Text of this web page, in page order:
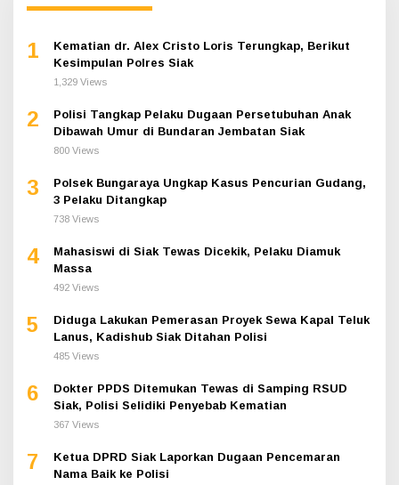
1
Kematian dr. Alex Cristo Loris Terungkap, Berikut
Kesimpulan Polres Siak
1,329 Views
2
Polisi Tangkap Pelaku Dugaan Persetubuhan Anak
Dibawah Umur di Bundaran Jembatan Siak
800 Views
3
Polsek Bungaraya Ungkap Kasus Pencurian Gudang,
3 Pelaku Ditangkap
738 Views
4
Mahasiswi di Siak Tewas Dicekik, Pelaku Diamuk
Massa
492 Views
5
Diduga Lakukan Pemerasan Proyek Sewa Kapal Teluk
Lanus, Kadishub Siak Ditahan Polisi
485 Views
6
Dokter PPDS Ditemukan Tewas di Samping RSUD
Siak, Polisi Selidiki Penyebab Kematian
367 Views
7
Ketua DPRD Siak Laporkan Dugaan Pencemaran
Nama Baik ke Polisi